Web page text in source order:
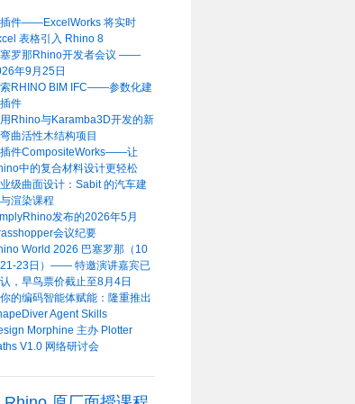
件——ExcelWorks 将实时
表格引入 Rhino 8
塞罗那Rhino开发者会议 ——
年9月25日
RHINO BIM IFC——参数化建
件
Rhino与Karamba3D开发的新
曲活性木结构项目
件CompositeWorks——让
中的复合材料设计更轻松
级曲面设计：Sabit 的汽车建
渲染课程
发布的2026年5月
会议纪要
World 2026 巴塞罗那（10
21-23日）—— 特邀演讲嘉宾已
，早鸟票价截止至8月4日
的编码智能体赋能：隆重推出
Agent Skills
Morphine 主办 Plotter
V1.0 网络研讨会